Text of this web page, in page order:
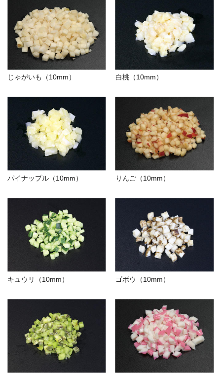
じゃがいも（10mm） 白桃（10mm）
パイナップル（10mm） りんご（10mm）
キュウリ（10mm） ゴボウ（10mm）